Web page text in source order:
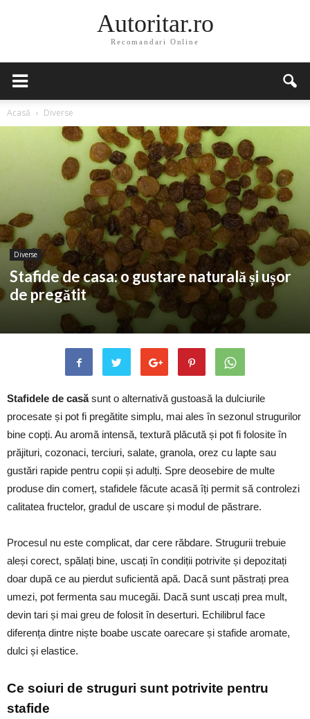
Autoritar.ro
Recomandari Online
Acasă Diverse
Diverse
Stafide de casa: o gustare naturală și ușor
de pregătit
Stafidele de casăsunt o alternativă gustoasă la dulciurile
procesate și pot fi pregătite simplu, mai ales în sezonul strugurilor
bine copți. Au aromă intensă, textură plăcută și pot fi folosite în
prăjituri, cozonaci, terciuri, salate, granola, orez cu lapte sau
gustări rapide pentru copii și adulți. Spre deosebire de multe
produse din comerț, stafidele făcute acasă îți permit să controlezi
calitatea fructelor, gradul de uscare și modul de păstrare.
Procesul nu este complicat, dar cere răbdare. Strugurii trebuie
aleși corect, spălați bine, uscați în condiții potrivite și depozitați
doar după ce au pierdut suficientă apă. Dacă sunt păstrați prea
umezi, pot fermenta sau mucegăi. Dacă sunt uscați prea mult,
devin tari și mai greu de folosit în deserturi. Echilibrul face
diferența dintre niște boabe uscate oarecare și stafide aromate,
dulci și elastice.
Ce soiuri de struguri sunt potrivite pentru
stafide